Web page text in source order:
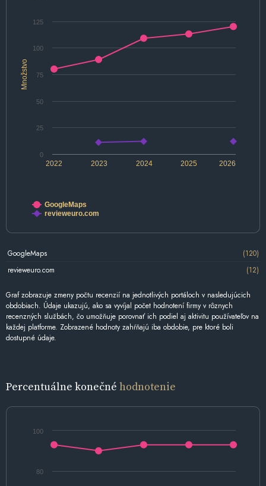
Množstvo
2022 2024 2026
2023 2025
0
25
50
75
100
125
GoogleMaps
revieweuro.com
GoogleMaps
(120)
revieweuro.com
(12)
Graf zobrazuje zmeny počtu recenzií na jednotlivých portáloch v nasledujúcich
obdobiach. Údaje ukazujú, ako sa vyvíjal počet hodnotení firmy v rôznych
recenzných službách, čo umožňuje porovnať ich podiel aj aktivitu používateľov na
každej platforme. Zobrazené hodnoty zahŕňajú iba obdobie, pre ktoré boli
dostupné údaje.
Percentuálne konečné hodnotenie
80
100